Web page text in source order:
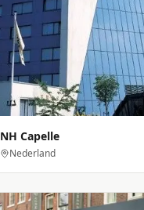
NH Capelle
Nederland